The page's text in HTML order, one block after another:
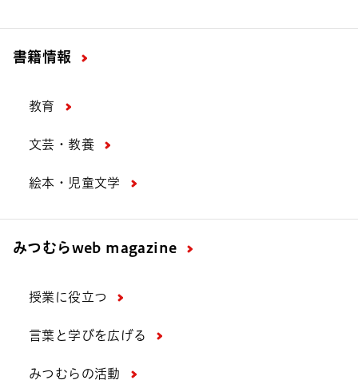
書籍情報
教育
文芸・教養
絵本・児童文学
みつむらweb magazine
授業に役立つ
言葉と学びを広げる
みつむらの活動